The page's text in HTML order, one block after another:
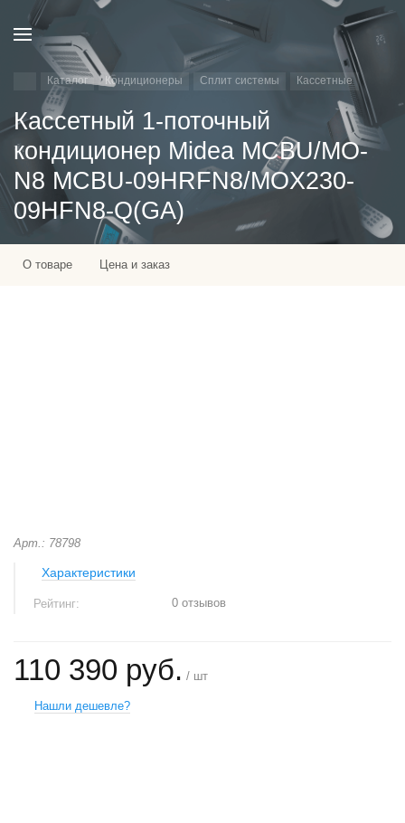
Каталог Кондиционеры Сплит системы Кассетные
Кассетный 1-поточный
кондиционер Midea MCBU/MO-
N8 MCBU-09HRFN8/MOX230-
09HFN8-Q(GA)
О товаре Цена и заказ
Арт.: 78798
Характеристики
Рейтинг: 0 отзывов
110 390 руб. / шт
Нашли дешевле?